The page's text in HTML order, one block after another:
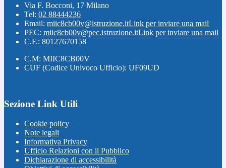
Via F. Bocconi, 17 Milano
Tel: 02 88444236
Email: miic8cb00v@istruzione.itLink per inviare una mail
PEC: miic8cb00v@pec.istruzione.itLink per inviare una mail
C.F.: 80127670158
C.M: MIIC8CB00V
CUF (Codice Univoco Ufficio): UF09UD
Sezione Link Utili
Cookie policy
Note legali
Informativa Privacy
Ufficio Relazioni con il Pubblico
Dichiarazione di accessibilità